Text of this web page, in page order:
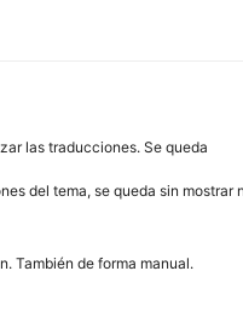
las traducciones. Se queda
del tema, se queda sin mostrar
También de forma manual.